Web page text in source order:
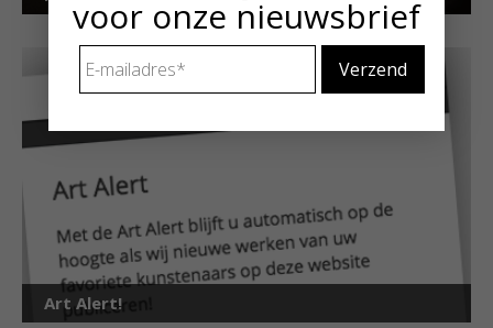
Art Alert!
voor onze nieuwsbrief
mailadres *